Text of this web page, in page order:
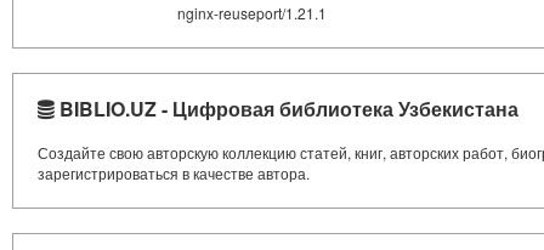
nginx-reuseport/1.21.1
BIBLIO.UZ - Цифровая библиотека Узбекистана
Создайте свою авторскую коллекцию статей, книг, авторских работ,
зарегистрироваться в качестве автора.